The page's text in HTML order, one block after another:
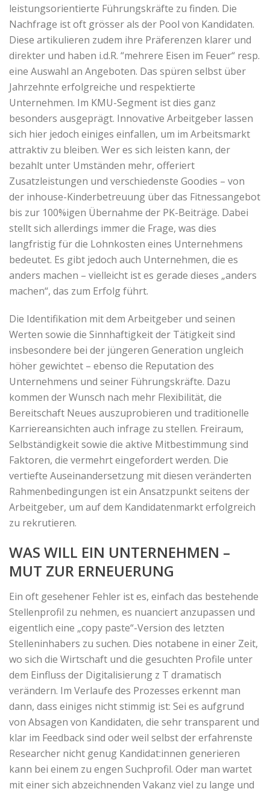
leistungsorientierte Führungskräfte zu finden. Die
Nachfrage ist oft grösser als der Pool von Kandidaten.
Diese artikulieren zudem ihre Präferenzen klarer und
direkter und haben i.d.R. “mehrere Eisen im Feuer“ resp.
eine Auswahl an Angeboten. Das spüren selbst über
Jahrzehnte erfolgreiche und respektierte
Unternehmen. Im KMU-Segment ist dies ganz
besonders ausgeprägt. Innovative Arbeitgeber lassen
sich hier jedoch einiges einfallen, um im Arbeitsmarkt
attraktiv zu bleiben. Wer es sich leisten kann, der
bezahlt unter Umständen mehr, offeriert
Zusatzleistungen und verschiedenste Goodies – von
der inhouse-Kinderbetreuung über das Fitnessangebot
bis zur 100%igen Übernahme der PK-Beiträge. Dabei
stellt sich allerdings immer die Frage, was dies
langfristig für die Lohnkosten eines Unternehmens
bedeutet. Es gibt jedoch auch Unternehmen, die es
anders machen – vielleicht ist es gerade dieses „anders
machen“, das zum Erfolg führt.
Die Identifikation mit dem Arbeitgeber und seinen
Werten sowie die Sinnhaftigkeit der Tätigkeit sind
insbesondere bei der jüngeren Generation ungleich
höher gewichtet – ebenso die Reputation des
Unternehmens und seiner Führungskräfte. Dazu
kommen der Wunsch nach mehr Flexibilität, die
Bereitschaft Neues auszuprobieren und traditionelle
Karriereansichten auch infrage zu stellen. Freiraum,
Selbständigkeit sowie die aktive Mitbestimmung sind
Faktoren, die vermehrt eingefordert werden. Die
vertiefte Auseinandersetzung mit diesen veränderten
Rahmenbedingungen ist ein Ansatzpunkt seitens der
Arbeitgeber, um auf dem Kandidatenmarkt erfolgreich
zu rekrutieren.
WAS WILL EIN UNTERNEHMEN –
MUT ZUR ERNEUERUNG
Ein oft gesehener Fehler ist es, einfach das bestehende
Stellenprofil zu nehmen, es nuanciert anzupassen und
eigentlich eine „copy paste“-Version des letzten
Stelleninhabers zu suchen. Dies notabene in einer Zeit,
wo sich die Wirtschaft und die gesuchten Profile unter
dem Einfluss der Digitalisierung z T dramatisch
verändern. Im Verlaufe des Prozesses erkennt man
dann, dass einiges nicht stimmig ist: Sei es aufgrund
von Absagen von Kandidaten, die sehr transparent und
klar im Feedback sind oder weil selbst der erfahrenste
Researcher nicht genug Kandidat:innen generieren
kann bei einem zu engen Suchprofil. Oder man wartet
mit einer sich abzeichnenden Vakanz viel zu lange und